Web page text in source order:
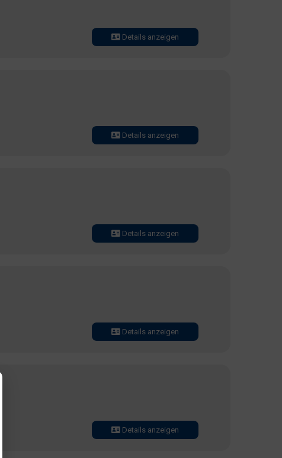
Details anzeigen
Details anzeigen
Details anzeigen
Details anzeigen
Details anzeigen